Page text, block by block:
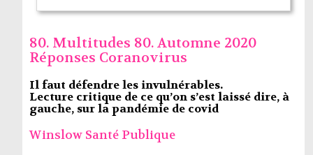
80. Multitudes 80. Automne 2020
Réponses Coranovirus
Il faut défendre les invulnérables.
Lecture critique de ce qu’on s’est laissé dire, à
gauche, sur la pandémie de covid
Winslow Santé Publique